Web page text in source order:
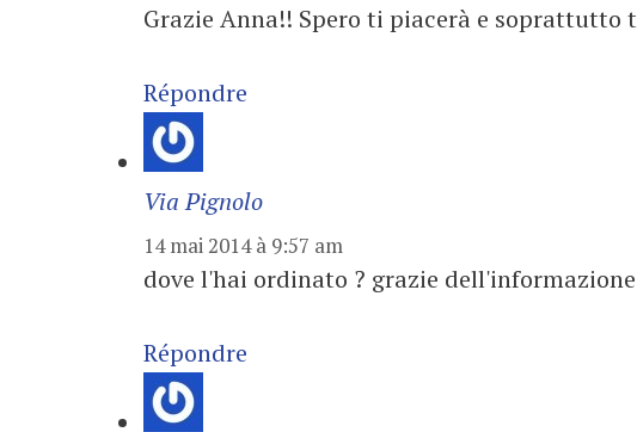
Grazie Anna!! Spero ti piacerà e soprattutto
Répondre
Via Pignolo
14 mai 2014 à 9:57 am
dove l'hai ordinato ? grazie dell'informazione
Répondre